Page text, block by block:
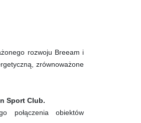
rozwoju Breeam i
zrównoważone
Sport Club.
połączenia obiektów